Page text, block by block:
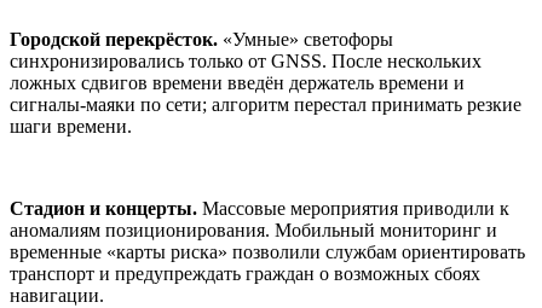
Городской перекрёсток. «Умные» светофоры
синхронизировались только от GNSS. После нескольких
ложных сдвигов времени введён держатель времени и
сигналы‑маяки по сети; алгоритм перестал принимать резкие
шаги времени.
Стадион и концерты. Массовые мероприятия приводили к
аномалиям позиционирования. Мобильный мониторинг и
временные «карты риска» позволили службам ориентировать
транспорт и предупреждать граждан о возможных сбоях
навигации.